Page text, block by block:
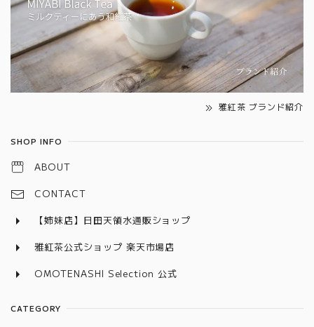
雅紅茶 ブランド紹介
SHOP INFO
ABOUT
CONTACT
【姉妹店】日田天領水通販ショップ
雅紅茶公式ショップ 楽天市場店
OMOTENASHI Selection 公式
CATEGORY